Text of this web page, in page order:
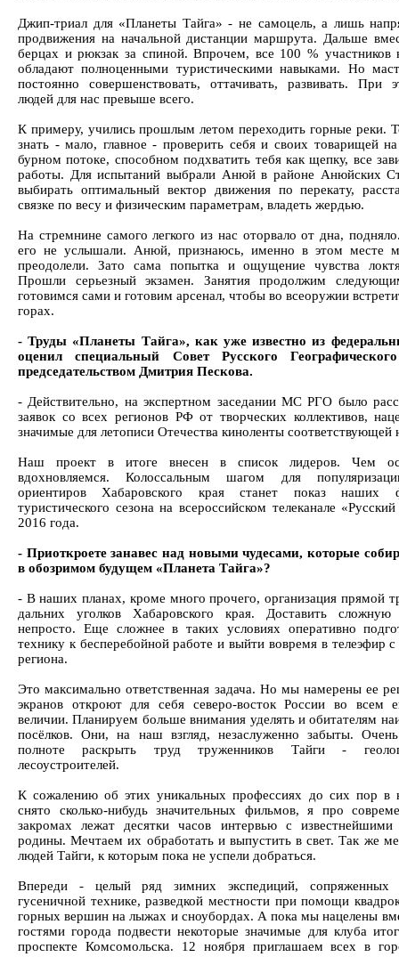
Джип-триал для «Планеты Тайга» - не самоцель, а лишь
продвижения на начальной дистанции маршрута. Дальше
берцах и рюкзак за спиной. Впрочем, все 100 % участников
обладают полноценными туристическими навыками. Но
постоянно совершенствовать, оттачивать, развивать. При
людей для нас превыше всего.
К примеру, учились прошлым летом переходить горные реки.
знать - мало, главное - проверить себя и своих товарищей на
бурном потоке, способном подхватить тебя как щепку, все
работы. Для испытаний выбрали Анюй в районе Анюйских
выбирать оптимальный вектор движения по перекату,
связке по весу и физическим параметрам, владеть жердью.
На стремнине самого легкого из нас оторвало от дна,
его не услышали. Анюй, признаюсь, именно в этом месте
преодолели. Зато сама попытка и ощущение чувства
Прошли серьезный экзамен. Занятия продолжим
готовимся сами и готовим арсенал, чтобы во всеоружии
горах.
- Труды «Планеты Тайга», как уже известно из
оценил специальный Совет Русского
председательством Дмитрия Пескова.
- Действительно, на экспертном заседании МС РГО было
заявок со всех регионов РФ от творческих коллективов,
значимые для летописи Отечества киноленты соответствующей
Наш проект в итоге внесен в список лидеров. Чем
вдохновляемся. Колоссальным шагом для
ориентиров Хабаровского края станет показ наших
туристического сезона на всероссийском телеканале
2016 года.
- Приоткроете занавес над новыми чудесами, которые
в обозримом будущем «Планета Тайга»?
- В наших планах, кроме много прочего, организация прямой
дальних уголков Хабаровского края. Доставить сложную
непросто. Еще сложнее в таких условиях оперативно
технику к бесперебойной работе и выйти вовремя в телеэфир
региона.
Это максимально ответственная задача. Но мы намерены ее
экранов откроют для себя северо-восток России во всем
величии. Планируем больше внимания уделять и обитателям
посёлков. Они, на наш взгляд, незаслуженно забыты.
полноте раскрыть труд труженников Тайги -
лесоустроителей.
К сожалению об этих уникальных профессиях до сих пор в
снято сколько-нибудь значительных фильмов, я про
закромах лежат десятки часов интервью с
родины. Мечтаем их обработать и выпустить в свет. Так же
людей Тайги, к которым пока не успели добраться.
Впереди - целый ряд зимних экспедиций,
гусеничной технике, разведкой местности при помощи
горных вершин на лыжах и сноубордах. А пока мы нацелены
гостями города подвести некоторые значимые для клуба
проспекте Комсомольска. 12 ноября приглашаем всех в